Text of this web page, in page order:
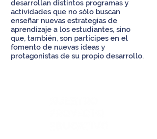
desarrollan distintos programas y
actividades que no sólo buscan
enseñar nuevas estrategias de
aprendizaje a los estudiantes, sino
que, también, son partícipes en el
fomento de nuevas ideas y
protagonistas de su propio desarrollo.